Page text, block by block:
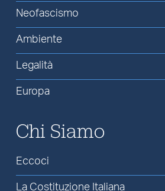
Neofascismo
Ambiente
Legalità
Europa
Chi Siamo
Eccoci
La Costituzione Italiana